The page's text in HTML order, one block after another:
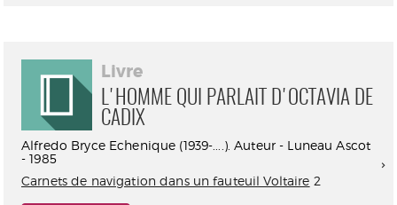
Livre
L'HOMME QUI PARLAIT D'OCTAVIA DE
CADIX
Alfredo Bryce Echenique (1939-....). Auteur - Luneau Ascot
- 1985
Carnets de navigation dans un fauteuil Voltaire 2